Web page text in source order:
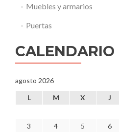
Muebles y armarios
Puertas
CALENDARIO
agosto 2026
L M X J
3
4 5 6